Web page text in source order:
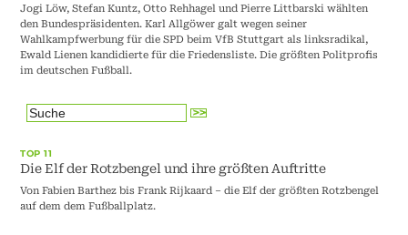
Jogi Löw, Stefan Kuntz, Otto Rehhagel und Pierre Littbarski wählten
den Bundespräsidenten. Karl Allgöwer galt wegen seiner
Wahlkampfwerbung für die SPD beim VfB Stuttgart als linksradikal,
Ewald Lienen kandidierte für die Friedensliste. Die größten Politprofis
im deutschen Fußball.
TOP 11
Die Elf der Rotzbengel und ihre größten Auftritte
Von Fabien Barthez bis Frank Rijkaard – die Elf der größten Rotzbengel
auf dem dem Fußballplatz.